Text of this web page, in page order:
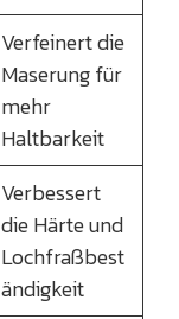
Verfeinert die
Maserung für
mehr
Haltbarkeit
Verbessert
die Härte und
Lochfraßbest
ändigkeit